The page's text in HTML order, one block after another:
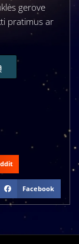
gerove
pratimus ar
Facebook